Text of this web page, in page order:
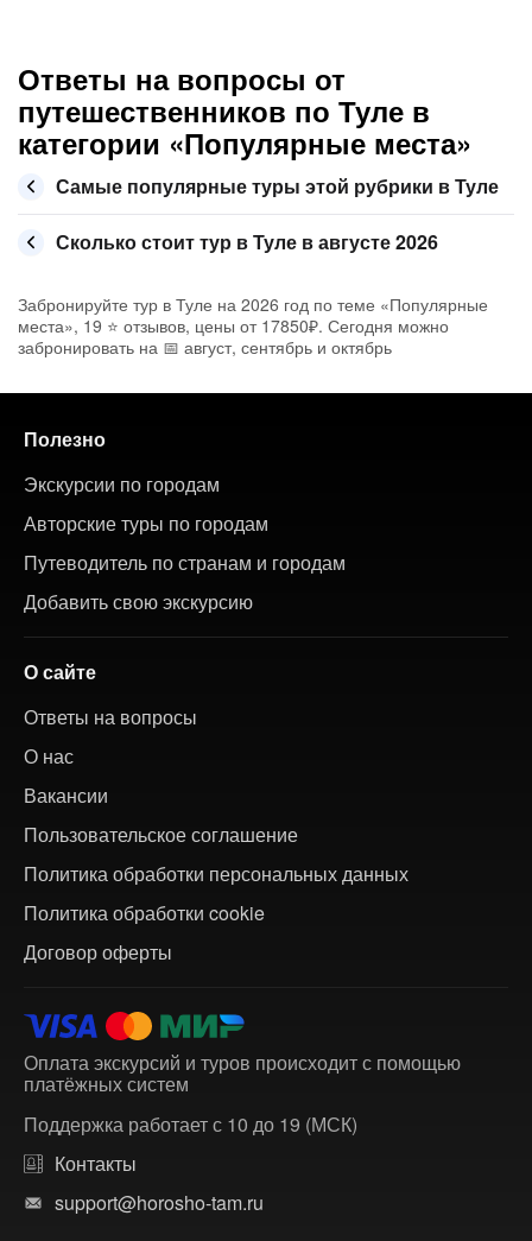
Ответы на вопросы от
путешественников по Туле в
категории «Популярные места»
Самые популярные туры этой рубрики в Туле
Сколько стоит тур в Туле в августе 2026
Забронируйте тур в Туле на 2026 год по теме «Популярные
места», 19 ⭐ отзывов, цены от 17850₽. Сегодня можно
забронировать на 📅 август, сентябрь и октябрь
Полезно
Экскурсии по городам
Авторские туры по городам
Путеводитель по странам и городам
Добавить свою экскурсию
О сайте
Ответы на вопросы
О нас
Вакансии
Пользовательское соглашение
Политика обработки персональных данных
Политика обработки cookie
Договор оферты
Оплата экскурсий и туров происходит с помощью
платёжных систем
Поддержка работает с 10 до 19 (МСК)
Контакты
support@horosho-tam.ru